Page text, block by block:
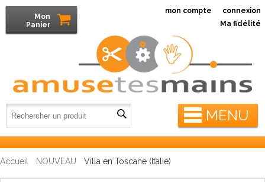
MENU
mon compte connexion
Mon
Panier
Ma fidélité
Accueil NOUVEAU Villa en Toscane (Italie)